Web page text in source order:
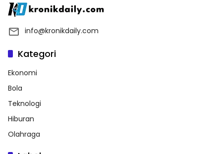
info@kronikdaily.com
Kategori
Ekonomi
Bola
Teknologi
Hiburan
Olahraga